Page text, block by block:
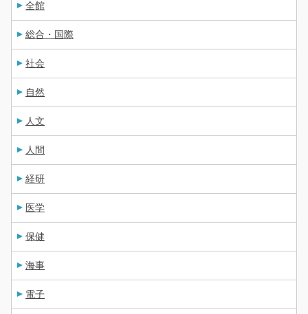
全館
総合・国際
社会
自然
人文
人間
経研
医学
保健
海事
電子